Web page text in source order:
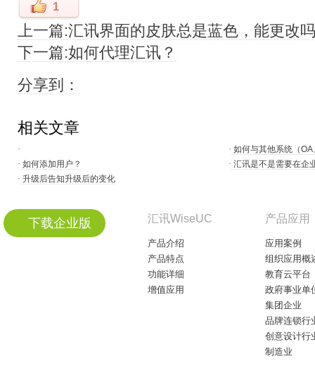
1
上一篇:汇讯界面的皮肤总是蓝色，能更改
下一篇:如何代理汇讯？
分享到：
相关文章
· · 如何与其他系统（
· 如何添加用户？ · 汇讯是不是需要在企
· 升级后告知升级后的变化
下载企业版 汇讯WiseUC
产品介绍
产品特点
功能详细
增值应用
产品应用
应用案例
组织应用概
教育云平台
政府事业单
集团企业
品牌连锁行
创意设计行
制造业